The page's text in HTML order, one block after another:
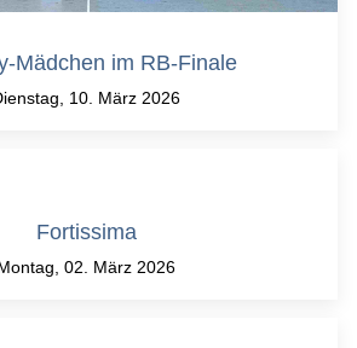
Mädchen im RB-Finale
10. März 2026
Fortissima
02. März 2026